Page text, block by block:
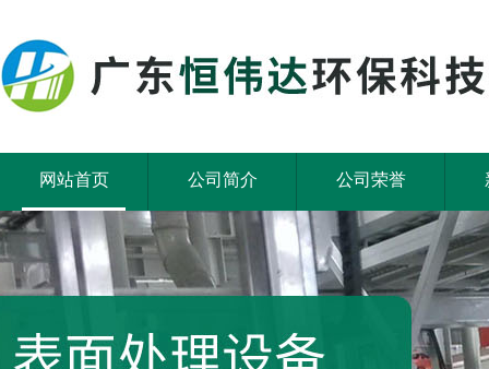
网站首页 公司简介 公司荣誉